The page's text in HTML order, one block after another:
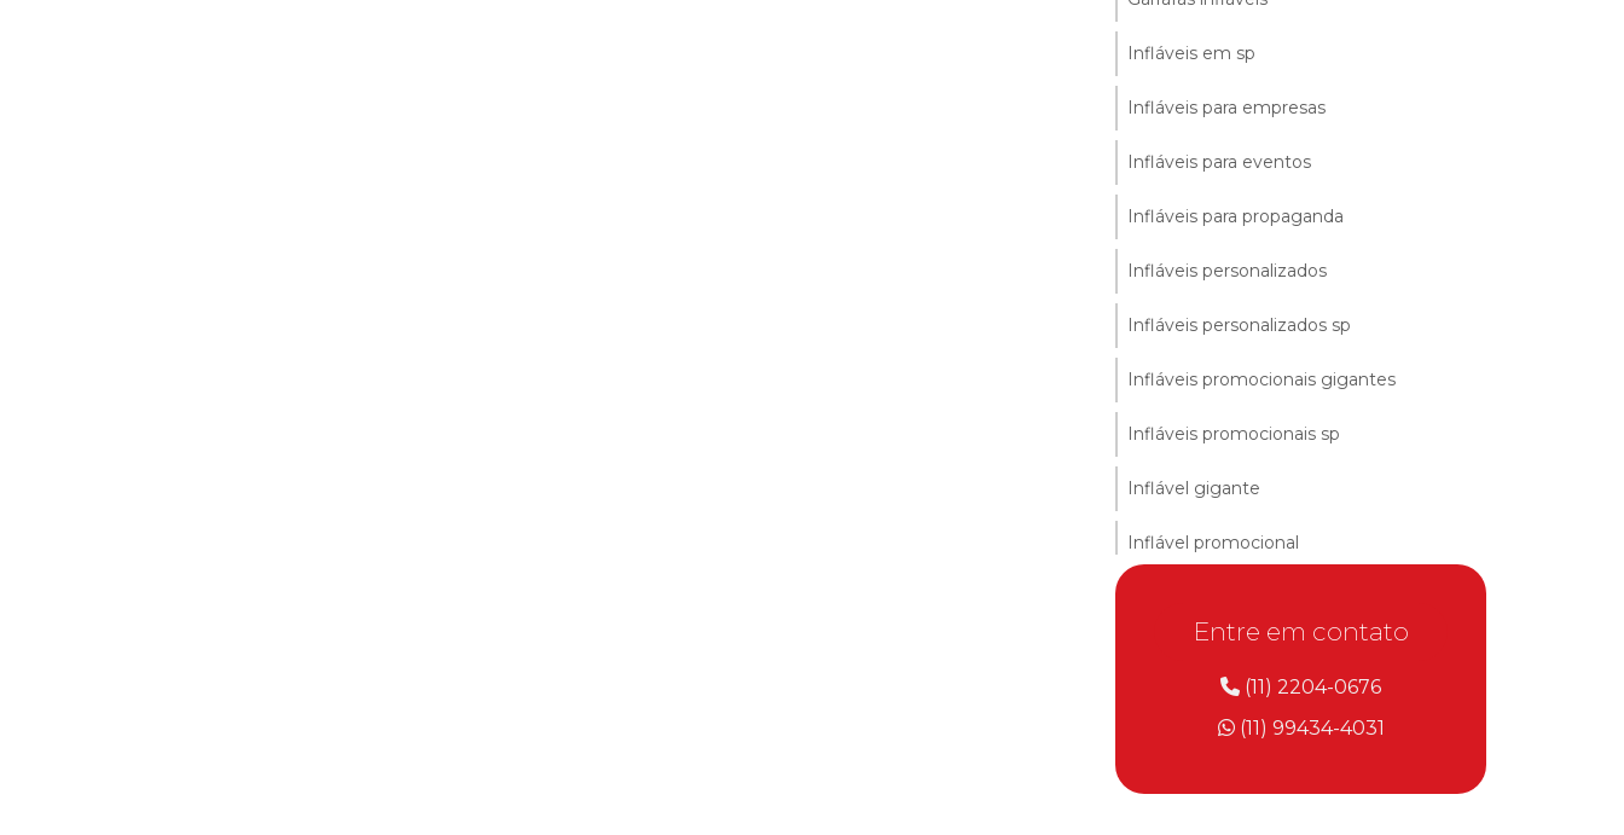
Infláveis em sp
Infláveis para empresas
Infláveis para eventos
Infláveis para propaganda
Infláveis personalizados
Infláveis personalizados sp
Infláveis promocionais gigantes
Infláveis promocionais sp
Inflável gigante
Inflável promocional
Entre em contato
(11) 2204-0676
(11) 99434-4031